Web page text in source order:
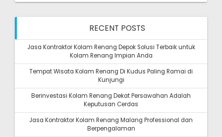
RECENT POSTS
Jasa Kontraktor Kolam Renang Depok Solusi Terbaik untuk
Kolam Renang Impian Anda
Tempat Wisata Kolam Renang Di Kudus Paling Ramai di
Kunjungi
Berinvestasi Kolam Renang Dekat Persawahan Adalah
Keputusan Cerdas
Jasa Kontraktor Kolam Renang Malang Professional dan
Berpengalaman